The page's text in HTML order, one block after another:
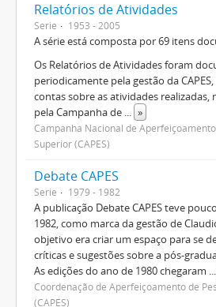
Relatórios de Atividades
Serie 1953 - 2005
A série está composta por 69 itens
Os Relatórios de Atividades foram
periodicamente pela gestão da
contas sobre as atividades
pela Campanha de ... »
Campanha Nacional de
Superior (CAPES)
Debate CAPES
Serie 1979 - 1982
A publicação Debate CAPES teve
1982, como marca da gestão de
objetivo era criar um espaço para se
críticas e sugestões sobre a pós-
As edições do ano de 1980 chegaram ...
Coordenação de Aperfeiçoamento de
(CAPES)